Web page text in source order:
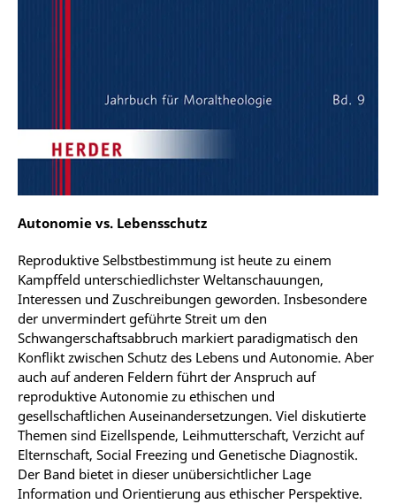
Autonomie vs. Lebensschutz
Reproduktive Selbstbestimmung ist heute zu einem
Kampffeld unterschiedlichster Weltanschauungen,
Interessen und Zuschreibungen geworden. Insbesondere
der unvermindert geführte Streit um den
Schwangerschaftsabbruch markiert paradigmatisch den
Konflikt zwischen Schutz des Lebens und Autonomie. Aber
auch auf anderen Feldern führt der Anspruch auf
reproduktive Autonomie zu ethischen und
gesellschaftlichen Auseinandersetzungen. Viel diskutierte
Themen sind Eizellspende, Leihmutterschaft, Verzicht auf
Elternschaft, Social Freezing und Genetische Diagnostik.
Der Band bietet in dieser unübersichtlicher Lage
Information und Orientierung aus ethischer Perspektive.